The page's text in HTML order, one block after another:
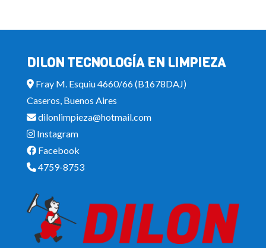
DILON TECNOLOGÍA EN LIMPIEZA
Fray M. Esquiu 4660/66 (B1678DAJ)
Caseros, Buenos Aires
dilonlimpieza@hotmail.com
Instagram
Facebook
4759-8753